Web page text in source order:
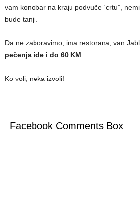
vam konobar na kraju podvuče “crtu”,
bude tanji.
Da ne zaboravimo, ima restorana, van
pečenja ide i do 60 KM
Ko voli, neka izvoli!
Facebook Comments Box